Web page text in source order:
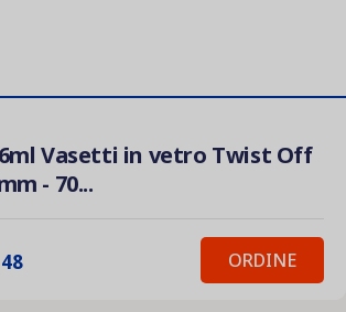
Vasetti in vetro Twist Off
- 70...
ORDINE